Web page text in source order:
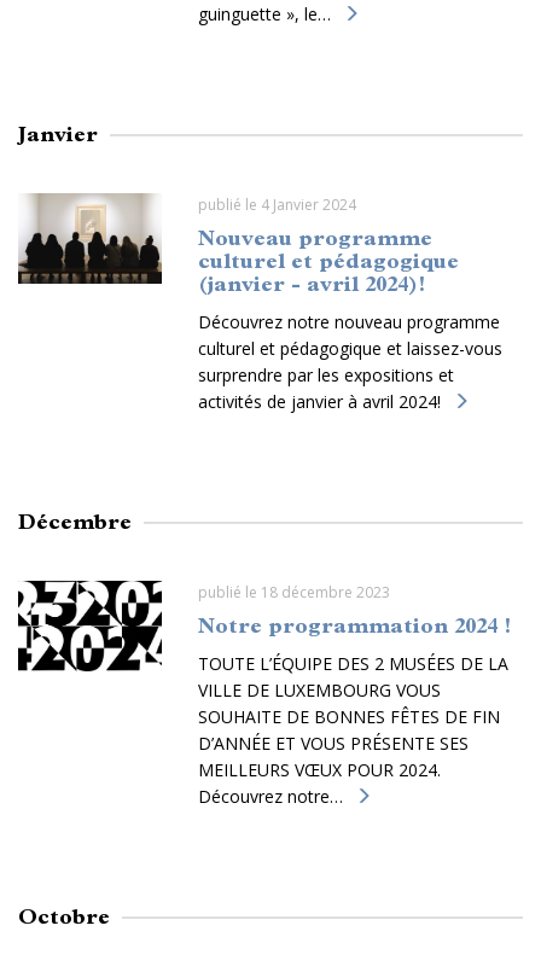
guinguette », le…
Janvier
publié le 4 Janvier 2024
Nouveau programme
culturel et pédagogique
(janvier - avril 2024)!
Découvrez notre nouveau programme
culturel et pédagogique et laissez-vous
surprendre par les expositions et
activités de janvier à avril 2024!
Décembre
publié le 18 décembre 2023
Notre programmation 2024 !
TOUTE L’ÉQUIPE DES 2 MUSÉES DE LA
VILLE DE LUXEMBOURG VOUS
SOUHAITE DE BONNES FÊTES DE FIN
D’ANNÉE ET VOUS PRÉSENTE SES
MEILLEURS VŒUX POUR 2024.
Découvrez notre…
Octobre